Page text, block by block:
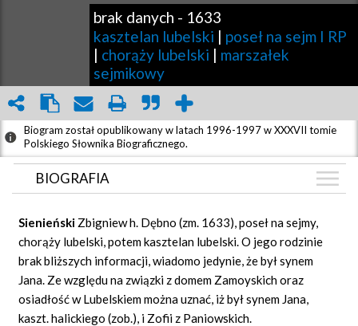
brak danych - 1633
kasztelan lubelski | poseł na sejm I RP
| chorąży lubelski | marszałek
sejmikowy
Biogram został opublikowany w latach 1996-1997 w XXXVII tomie
Polskiego Słownika Biograficznego.
BIOGRAFIA
GRAF POWIĄZAŃ
DYSKUSJA
Mapa
Sienieński Zbigniew h. Dębno (zm. 1633), poseł na sejmy,
chorąży lubelski, potem kasztelan lubelski. O jego rodzinie
brak bliższych informacji, wiadomo jedynie, że był synem
Jana. Ze względu na związki z domem Zamoyskich oraz
osiadłość w Lubelskiem można uznać, iż był synem Jana,
kaszt. halickiego (zob.), i Zofii z Paniowskich.